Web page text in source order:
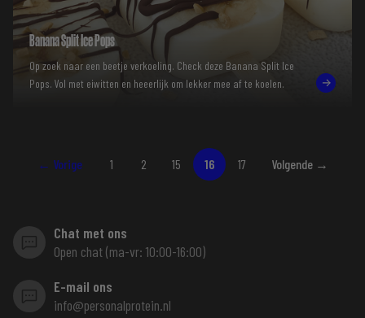
Banana Split Ice Pops
Op zoek naar een beetje verkoeling. Check deze Banana Split Ice
Pops. Vol met eiwitten en heeerlijk om lekker mee af te koelen.
← Vorige 1 2 15 16 17 Volgende →
Chat met ons
Open chat (ma-vr: 10:00-16:00)
E-mail ons
info@personalprotein.nl